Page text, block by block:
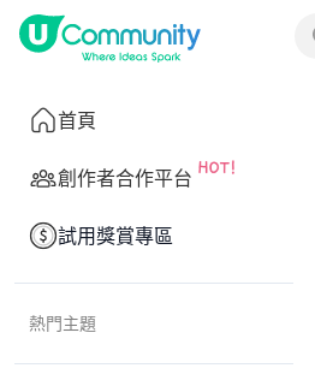
首頁
創作者合作平台
試用獎賞專區
熱門主題